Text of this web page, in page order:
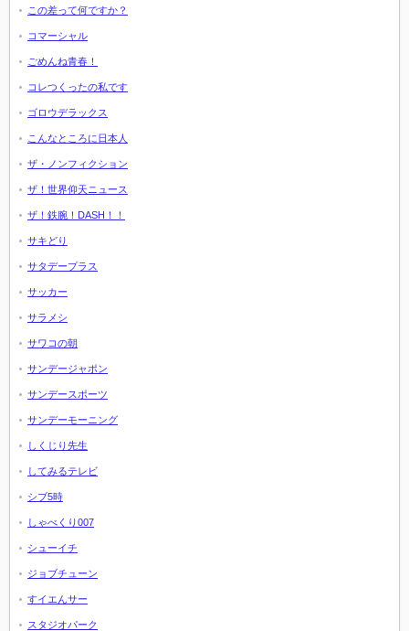
この差って何ですか？
コマーシャル
ごめんね青春！
コレつくったの私です
ゴロウデラックス
こんなところに日本人
ザ・ノンフィクション
ザ！世界仰天ニュース
ザ！鉄腕！DASH！！
サキどり
サタデープラス
サッカー
サラメシ
サワコの朝
サンデージャポン
サンデースポーツ
サンデーモーニング
しくじり先生
してみるテレビ
シブ5時
しゃべくり007
シューイチ
ジョブチューン
すイエんサー
スタジオパーク